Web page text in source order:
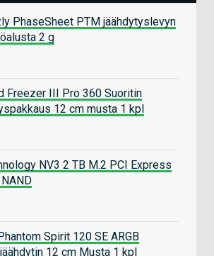
PhaseSheet PTM jäähdytyslevyn
2 g
Freezer III Pro 360 Suoritin
12 cm musta 1 kpl
NV3 2 TB M.2 PCI Express
Spirit 120 SE ARGB
12 cm Musta 1 kpl